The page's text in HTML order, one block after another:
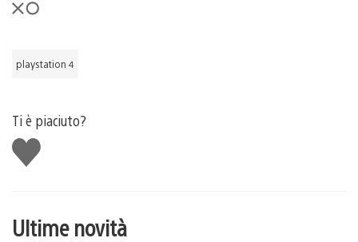
playstation 4
Ti è piaciuto?
Mi
piace
Ultime novità